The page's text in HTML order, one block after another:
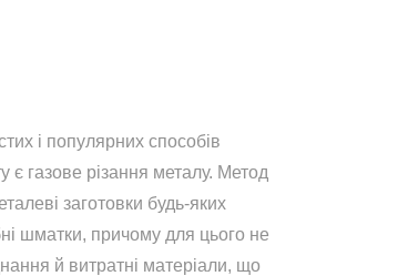
і популярних способів
є газове різання металу. Метод
заготовки будь-яких
шматки, причому для цього не
й витратні матеріали, що